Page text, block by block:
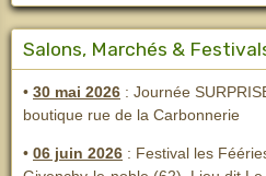
Salons, Marchés &
• 30 mai 2026 : Journée
boutique rue de la Carbonnerie
• 06 juin 2026 : Festival les